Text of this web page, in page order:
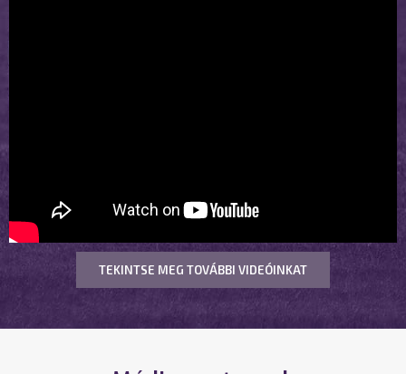
TEKINTSE MEG TOVÁBBI VIDEÓINKAT